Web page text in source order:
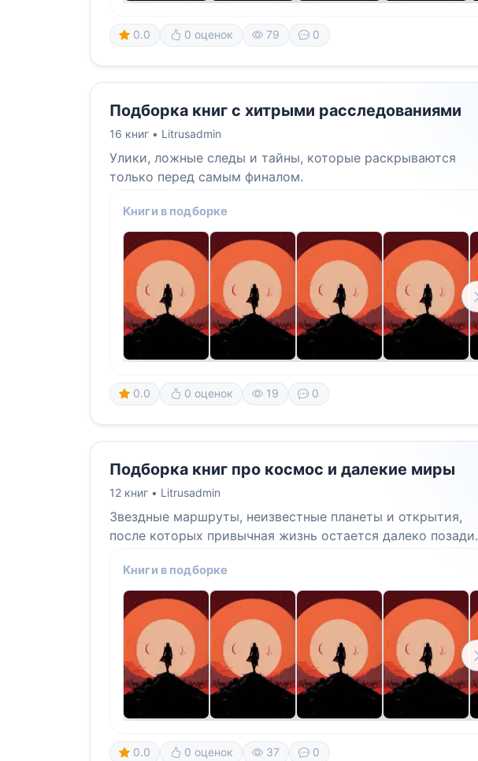
0.0 0 оценок 79 0
Подборка книг с хитрыми расследованиями
16 книг • Litrusadmin
Улики, ложные следы и тайны, которые раскрываются
только перед самым финалом.
Книги в подборке
0.0 0 оценок 19 0
Подборка книг про космос и далекие миры
12 книг • Litrusadmin
Звездные маршруты, неизвестные планеты и открытия,
после которых привычная жизнь остается далеко позади.
Книги в подборке
0.0 0 оценок 37 0